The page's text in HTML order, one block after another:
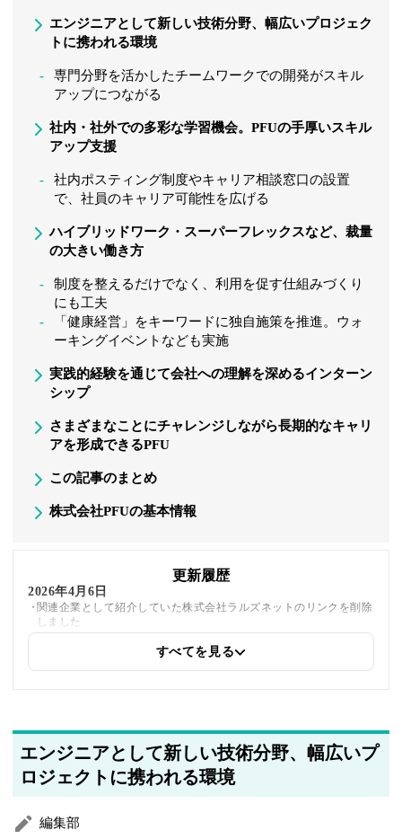
エンジニアとして新しい技術分野、幅広いプロジェク
トに携われる環境
専門分野を活かしたチームワークでの開発がスキル
アップにつながる
社内・社外での多彩な学習機会。PFUの手厚いスキル
アップ支援
社内ポスティング制度やキャリア相談窓口の設置
で、社員のキャリア可能性を広げる
ハイブリッドワーク・スーパーフレックスなど、裁量
の大きい働き方
制度を整えるだけでなく、利用を促す仕組みづくり
にも工夫
「健康経営」をキーワードに独自施策を推進。ウォ
ーキングイベントなども実施
実践的経験を通じて会社への理解を深めるインターン
シップ
さまざまなことにチャレンジしながら長期的なキャリ
アを形成できるPFU
この記事のまとめ
株式会社PFUの基本情報
更新履歴
2026年4月6日
関連企業として紹介していた株式会社ラルズネットのリンクを削除
しました
2025年6月10日
2025年5月21日
筆者情報を更新しました
すべてを見る
エンジニアとして新しい技術分野、幅広いプ
ロジェクトに携われる環境
編集部